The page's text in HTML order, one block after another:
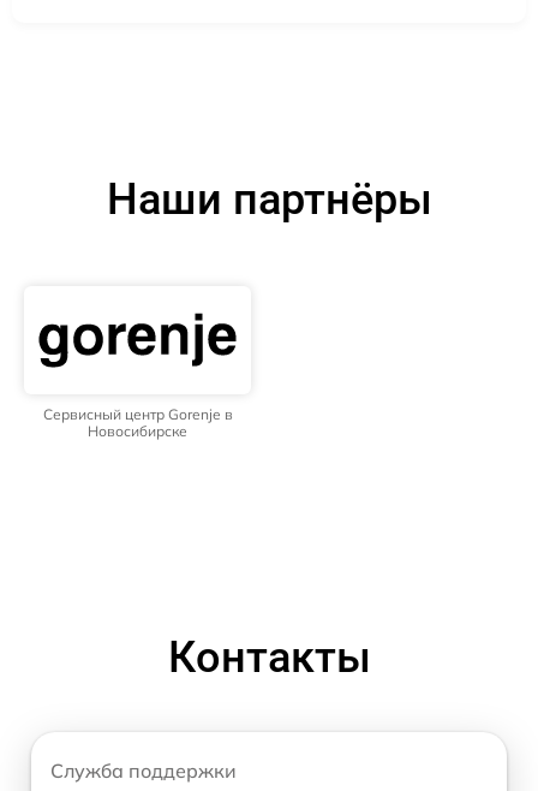
Наши партнёры
Сервисный центр Gorenje в
Новосибирске
Контакты
Служба поддержки